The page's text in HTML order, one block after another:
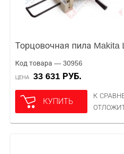
Торцовочная пила Makita
Код товара — 30956
ЦЕНА 33 631 РУБ.
КУПИТЬ
К